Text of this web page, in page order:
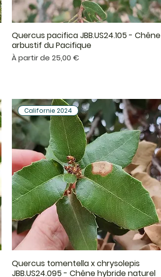
Aperçu rapide
Quercus pacifica JBB.US24.105 - Chêne
arbustif du Pacifique
À partir de 25,00 €
Prix promotionnel
Aperçu rapide
Californie 2024
Quercus tomentella x chrysolepis
JBB.US24.095 - Chêne hybride naturel